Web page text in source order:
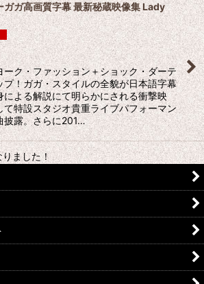
ガガ高画質字幕 最新秘蔵映像集 Lady
ーク・ファッション＋ショック・ダーテ
プ！ガガ・スタイルの全貌が日本語字幕
による解説にて明らかにされる衝撃映
て特設スタジオ貴重ライブパフォーマン
披露。さらに201…
ました！